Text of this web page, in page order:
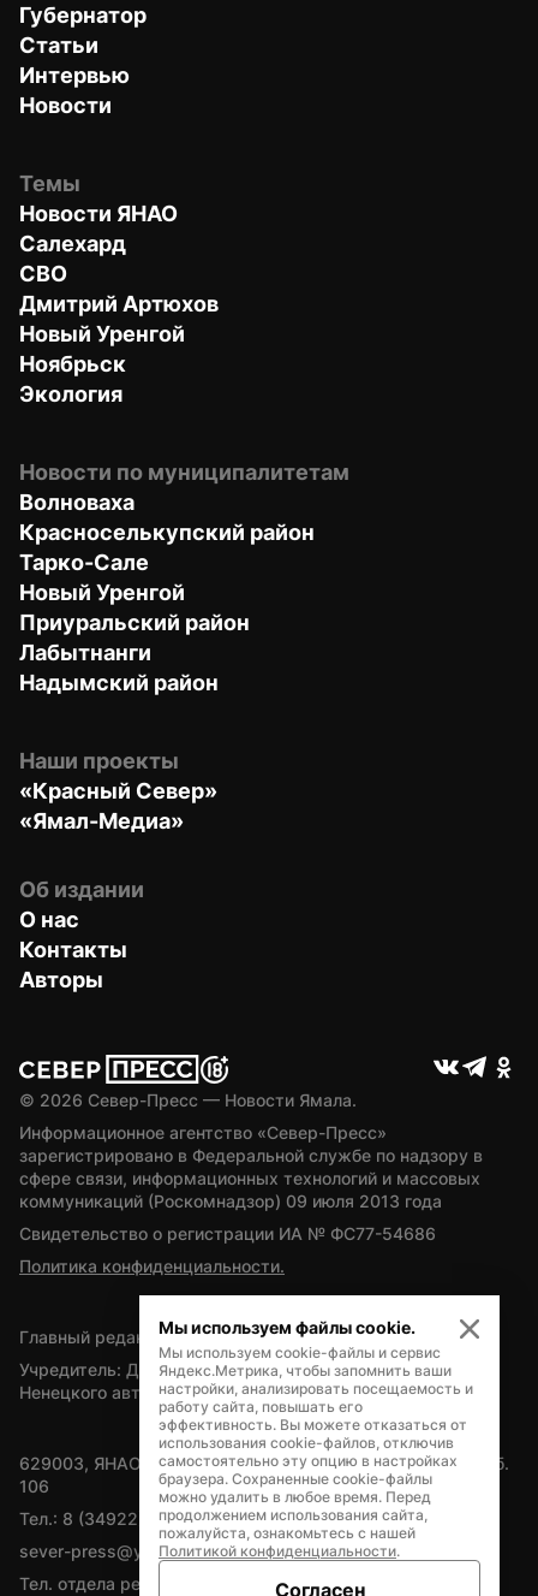
Губернатор
Статьи
Интервью
Новости
Темы
Новости ЯНАО
Салехард
СВО
Дмитрий Артюхов
Новый Уренгой
Ноябрьск
Экология
Новости по муниципалитетам
Волноваха
Красноселькупский район
Тарко-Сале
Новый Уренгой
Приуральский район
Лабытнанги
Надымский район
Наши проекты
«Красный Север»
«Ямал-Медиа»
Об издании
О нас
Контакты
Авторы
© 2026 Север-Пресс — Новости Ямала.
Информационное агентство «Север-Пресс»
зарегистрировано в Федеральной службе по надзору в
сфере связи, информационных технологий и массовых
коммуникаций (Роскомнадзор) 09 июля 2013 года
Свидетельство о регистрации ИА № ФС77-54686
Политика конфиденциальности.
Главный редактор — А.Л. Поздеев
Учредитель: Департамент внутренней политики Ямало-
Ненецкого автономного округа
629003, ЯНАО, Салехард, мкр. Богдана Кнунянца, д.1, каб.
106
Тел.: 8 (34922) 71262
sever-press@yamal-media.ru
Тел. отдела рекламы: 8 (34922) 42728
Мы используем файлы cookie.
Мы используем cookie-файлы и сервис
Яндекс.Метрика, чтобы запомнить ваши
настройки, анализировать посещаемость и
работу сайта, повышать его
эффективность. Вы можете отказаться от
использования cookie-файлов, отключив
самостоятельно эту опцию в настройках
браузера. Сохраненные cookie-файлы
можно удалить в любое время. Перед
продолжением использования сайта,
пожалуйста, ознакомьтесь с нашей
Политикой конфиденциальности.
Согласен